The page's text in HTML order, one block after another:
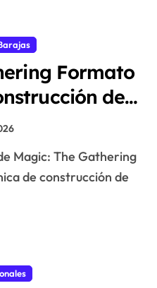
Formato
de
Populares,
de construcción de